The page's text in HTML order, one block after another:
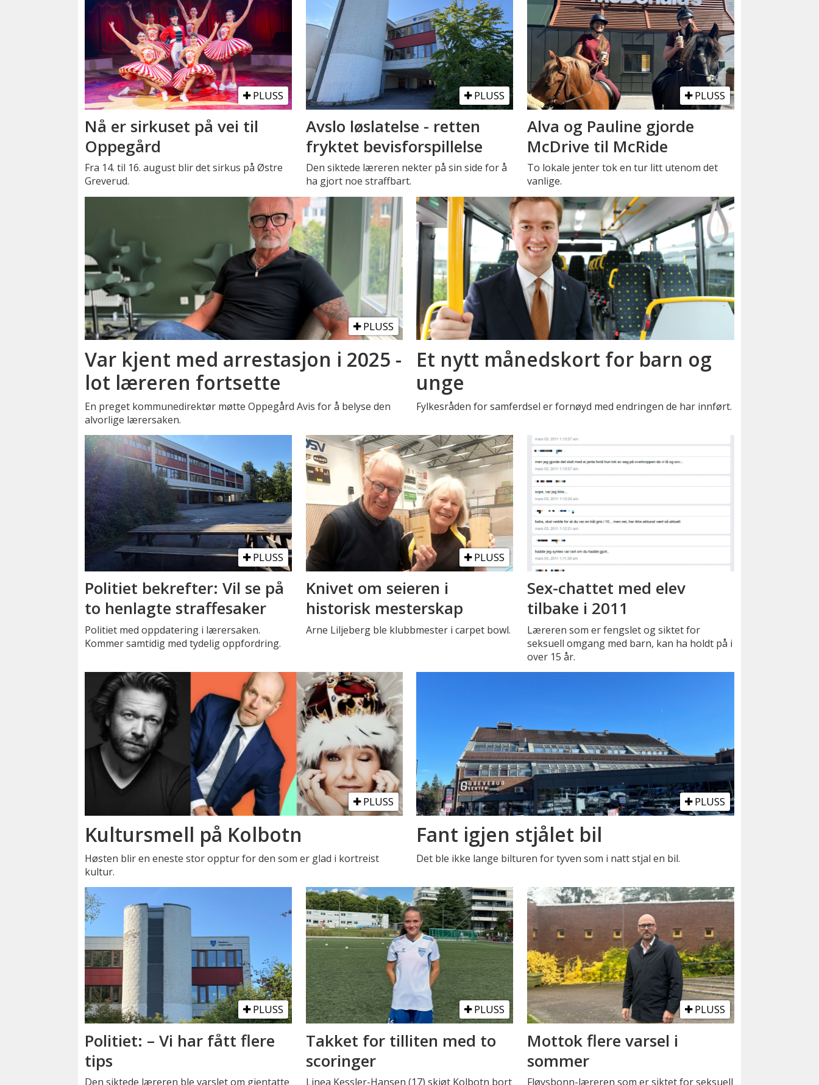
PLUSS
Nå er sirkuset på vei til
Oppegård
Fra 14. til 16. august blir det sirkus på Østre
Greverud.
PLUSS
Avslo løslatelse - retten
fryktet bevisforspillelse
Den siktede læreren nekter på sin side for å
ha gjort noe straffbart.
PLUSS
Alva og Pauline gjorde
McDrive til McRide
To lokale jenter tok en tur litt utenom det
vanlige.
PLUSS
Var kjent med arrestasjon i 2025 -
lot læreren fortsette
En preget kommunedirektør møtte Oppegård Avis for å belyse den
alvorlige lærersaken.
Et nytt månedskort for barn og
unge
Fylkesråden for samferdsel er fornøyd med endringen de har innført.
PLUSS
Politiet bekrefter: Vil se på
to henlagte straffesaker
Politiet med oppdatering i lærersaken.
Kommer samtidig med tydelig oppfordring.
PLUSS
Knivet om seieren i
historisk mesterskap
Arne Liljeberg ble klubbmester i carpet bowl.
Sex-chattet med elev
tilbake i 2011
Læreren som er fengslet og siktet for
seksuell omgang med barn, kan ha holdt på i
over 15 år.
PLUSS
Kultursmell på Kolbotn
Høsten blir en eneste stor opptur for den som er glad i kortreist
kultur.
PLUSS
Fant igjen stjålet bil
Det ble ikke lange bilturen for tyven som i natt stjal en bil.
PLUSS
Politiet: – Vi har fått flere
tips
Den siktede læreren ble varslet om gjentatte
PLUSS
Takket for tilliten med to
scoringer
Linea Kessler-Hansen (17) skjøt Kolbotn bort
PLUSS
Mottok flere varsel i
sommer
Fløysbonn-læreren som er siktet for seksuell